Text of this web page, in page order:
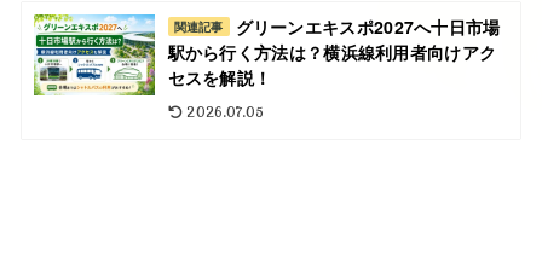
関連記事
グリーンエキスポ2027へ十日市場
駅から行く方法は？横浜線利用者向けアク
セスを解説！
2026.07.05